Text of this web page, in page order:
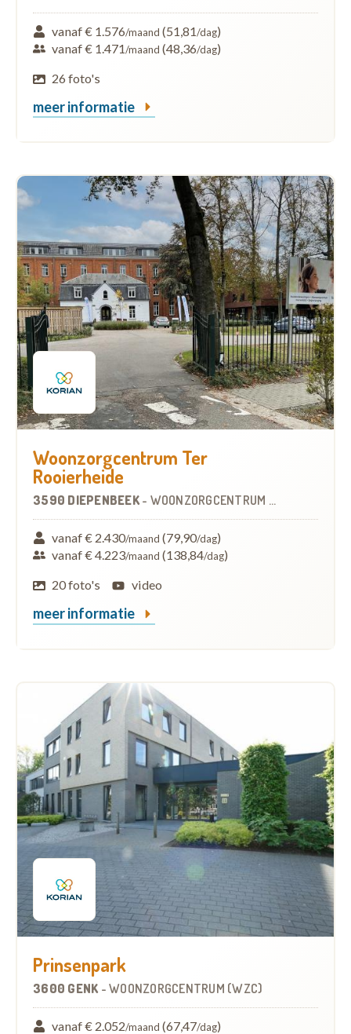
vanaf € 1.576/maand (51,81/dag)
vanaf € 1.471/maand (48,36/dag)
26 foto's
meer informatie
Woonzorgcentrum Ter
Rooierheide
3590 DIEPENBEEK- WOONZORGCENTRUM (WZC)
vanaf € 2.430/maand (79,90/dag)
vanaf € 4.223/maand (138,84/dag)
20 foto's
video
meer informatie
Prinsenpark
3600 GENK - WOONZORGCENTRUM (WZC)
vanaf € 2.052/maand (67,47/dag)